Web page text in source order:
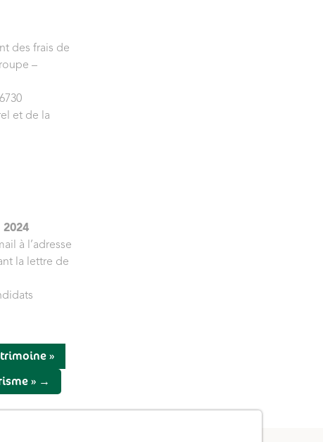
des frais de
–
et de la
à l’adresse
la lettre de
»
» →